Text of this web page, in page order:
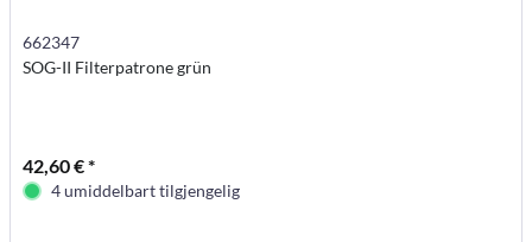
662347
SOG-II Filterpatrone grün
42,60 € *
4 umiddelbart tilgjengelig